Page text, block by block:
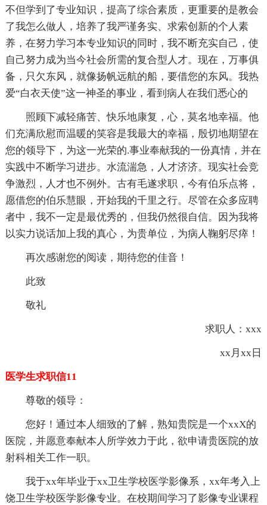
不但学到了专业知识，提高了综合素质，更重要的是教会
了我怎么做人，培养了我严谨务实、求索创新的个人素
养，在努力学习本专业知识的同时，我不断充实自己，使
自己努力成为当今社会所需的复合型人才。现在，万事俱
备，只欠东风，就像扬帆远航的船，要借您的东风。我热
爱“白衣天使”这一神圣的事业，看到病人在我们悉心的
照顾下减轻痛苦、快乐地康复，心，莫名地幸福。他
们充满欣慰而温暖的笑容是我最大的幸福，殷切地期望在
您的领导下，为这一光荣的.事业奉献我的一份真情，并在
实践中不断学习进步。水流湍急，人才济济。现实社会竞
争激烈，人才也不例外。古有毛遂求职，今有伯乐点将，
愿借您的伯乐慧眼，开始我的千里之行。尽管在众多应聘
者中，我不一定是最优秀的，但我仍然很自信。因为我将
以实力说话加上我的真心，为贵单位，为病人鞠躬尽瘁！
再次感谢您的阅读，期待您的佳音！
此致
敬礼
求职人：xxx
xx月xx日
医学生求职信11
尊敬的领导：
您好！通过本人细致的了解，熟知贵院是一个xxX的
医院，并愿意奉献本人所学效力于此，欲申请贵医院的放
射科相关工作一职。
我于xx年毕业于xx卫生学校医学影像系，xx年考入上
饶卫生学校医学影像专业。在校期间学习了影像专业课程